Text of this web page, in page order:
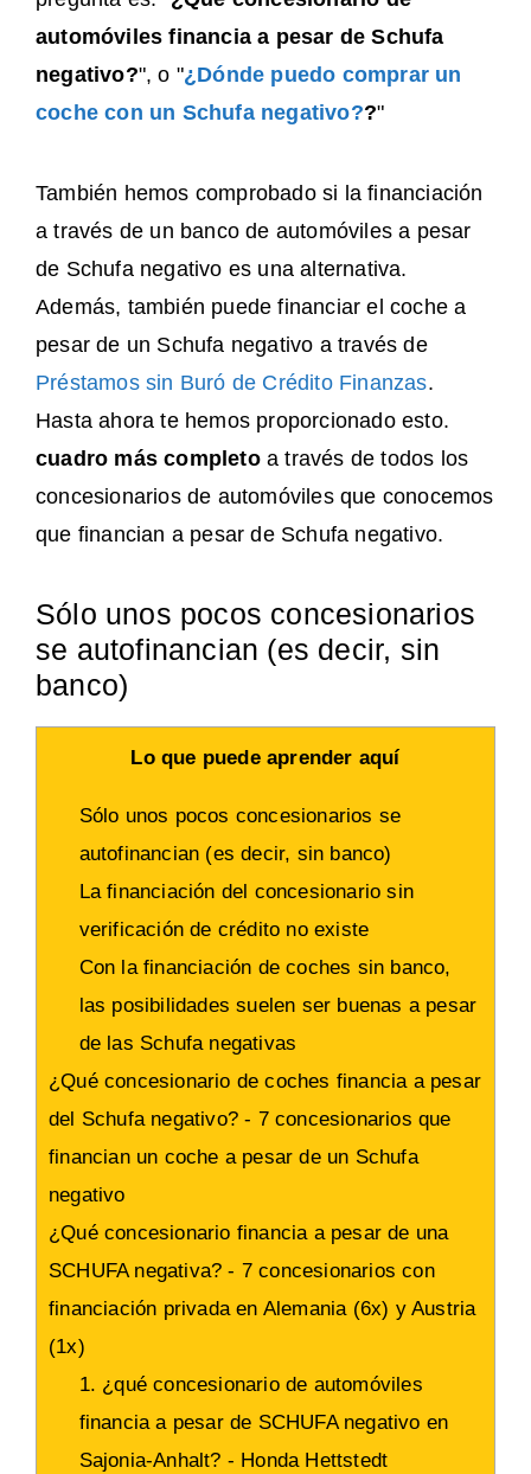
automóviles financia a pesar de Schufa
negativo?", o "¿Dónde puedo comprar un
coche con un Schufa negativo??"
También hemos comprobado si la financiación
a través de un banco de automóviles a pesar
de Schufa negativo es una alternativa.
Además, también puede financiar el coche a
pesar de un Schufa negativo a través de
Préstamos sin Buró de Crédito Finanzas.
Hasta ahora te hemos proporcionado esto.
cuadro más completoa través de todos los
concesionarios de automóviles que conocemos
que financian a pesar de Schufa negativo.
Sólo unos pocos concesionarios
se autofinancian (es decir, sin
banco)
Lo que puede aprender aquí
Sólo unos pocos concesionarios se
autofinancian (es decir, sin banco)
La financiación del concesionario sin
verificación de crédito no existe
Con la financiación de coches sin banco,
las posibilidades suelen ser buenas a pesar
de las Schufa negativas
¿Qué concesionario de coches financia a pesar
del Schufa negativo? - 7 concesionarios que
financian un coche a pesar de un Schufa
negativo
¿Qué concesionario financia a pesar de una
SCHUFA negativa? - 7 concesionarios con
financiación privada en Alemania (6x) y Austria
(1x)
1. ¿qué concesionario de automóviles
financia a pesar de SCHUFA negativo en
Sajonia-Anhalt? - Honda Hettstedt